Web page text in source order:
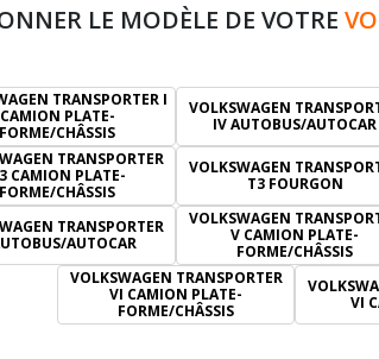
LE MODÈLE DE VOTRE
TRANSPORTER I
CAMION PLATE-
FORME/CHÂSSIS
VOLKSWAGEN
IV AUTOBUS/AUTOCAR
TRANSPORTER
CAMION PLATE-
FORME/CHÂSSIS
VOLKSWAGEN
T3 FOURGON
TRANSPORTER
AUTOCAR
VOLKSWAGEN
V CAMION PLATE-
FORME/CHÂSSIS
VOLKSWAGEN TRANSPORTER
VI CAMION PLATE-
FORME/CHÂSSIS
VI